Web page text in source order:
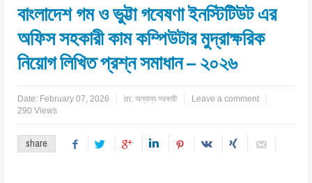
বাংলাদেশ গম ও ভুট্টা গবেষণা ইনস্টিটিউট এর
অফিস সহকারী কাম কম্পিউটার মুদ্রাক্ষরিক
নিয়োগ লিখিত প্রশ্ন সমাধান – ২০২৬
Date: February 07, 2026 in:অন্যান্য সরকারী
Leave a comment
290 Views
share